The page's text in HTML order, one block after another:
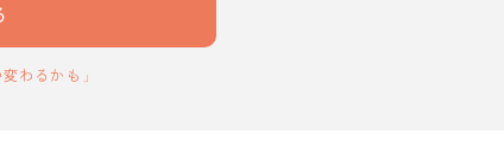
わるかも」